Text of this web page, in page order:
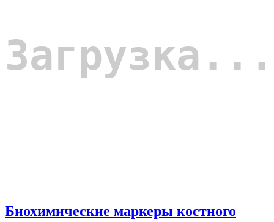
Биохимические маркеры костного